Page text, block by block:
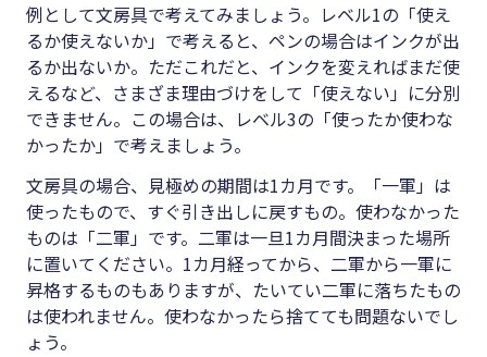
例として文房具で考えてみましょう。レベル1の「使え
るか使えないか」で考えると、ペンの場合はインクが出
るか出ないか。ただこれだと、インクを変えればまだ使
えるなど、さまざま理由づけをして「使えない」に分別
できません。この場合は、レベル3の「使ったか使わな
かったか」で考えましょう。
文房具の場合、見極めの期間は1カ月です。「一軍」は
使ったもので、すぐ引き出しに戻すもの。使わなかった
ものは「二軍」です。二軍は一旦1カ月間決まった場所
に置いてください。1カ月経ってから、二軍から一軍に
昇格するものもありますが、たいてい二軍に落ちたもの
は使われません。使わなかったら捨てても問題ないでし
ょう。